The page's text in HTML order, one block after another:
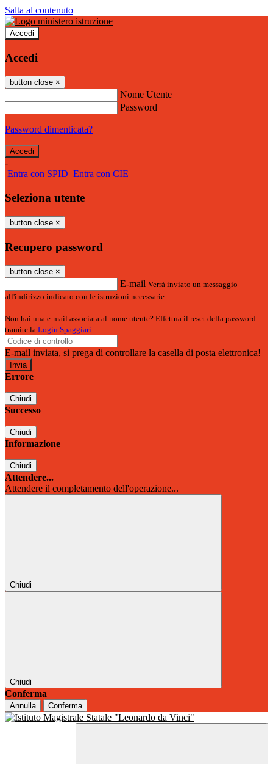
Salta al contenuto
Accedi
Accedi
button close ×
Nome Utente
Password
Password dimenticata?
-
Entra con SPID Entra con CIE
Seleziona utente
button close ×
Recupero password
button close ×
E-mail Verrà inviato un messaggio
all'indirizzo indicato con le istruzioni necessarie.
Non hai una e-mail associata al nome utente? Effettua il reset della password
tramite la Login Spaggiari
E-mail inviata, si prega di controllare la casella di posta elettronica!
Errore
Chiudi
Successo
Chiudi
Informazione
Chiudi
Attendere...
Attendere il completamento dell'operazione...
Chiudi
Chiudi
Conferma
Annulla Conferma